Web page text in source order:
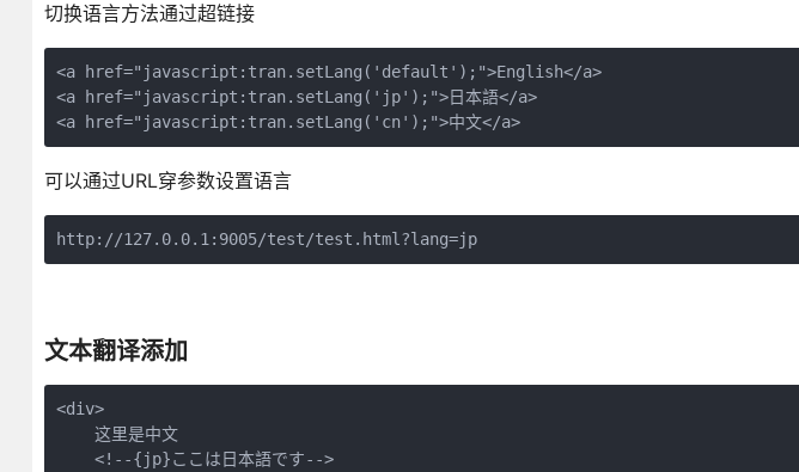
切换语言方法通过超链接
<a href="javascript:tran.setLang('default');">English</a>
<a href="javascript:tran.setLang('jp');">日本語</a>
<a href="javascript:tran.setLang('cn');">中文</a>
可以通过URL穿参数设置语言
http://127.0.0.1:9005/test/test.html?lang=jp
文本翻译添加
<div>
    这里是中文
    <!--{jp}ここは日本語です-->